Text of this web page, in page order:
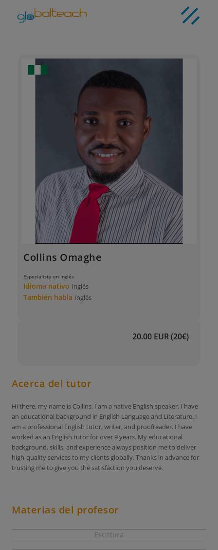
Collins Omaghe
Especialista en Inglés
Idioma nativo Inglés
También habla Inglés
20.00 EUR (20€)
Acerca del tutor
Hi there, my name is Collins. I am a native English speaker. I have
an educational background in English Language and Literature. I
am a professional English tutor, writer, and proofreader. I have
worked as an English tutor for over 9 years. My educational
background, skills, and experience always position me to deliver
high-quality services to my clients globally. Thanks in advance for
trusting me to give you the satisfaction you deserve.
Materias del profesor
Escritura